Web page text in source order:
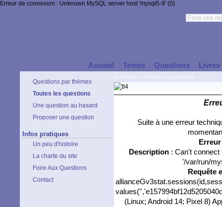
Erreur de connexion : Unknown MySQL server host 'mysql5-9' (0)
Accueil Textes Questions Livres
Questions par thèmes
Toutes les questions
Une question au hasard
Proposer une question
Infos pratiques
Un peu d'histoire
La charte du site
Foire Aux Questions
Contact
Suite à une erreur
Description: Can't connect
'/var/run/
Requête
(Linux; Android 14; Pixel 8)